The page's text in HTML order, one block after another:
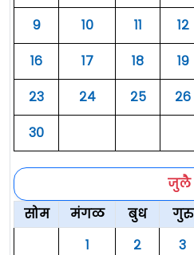
९
१० ११ १२
१६
१७ १८ १९
२३
२४ २५ २६
३०
जुलै
सोम
मंगळ बुध गुरु
१
२ ३